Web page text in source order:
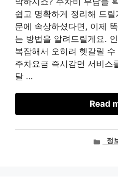
쉽고 명확하게 정리해 드
문에 속상하셨다면, 이제
는 방법을 알려드릴게요.
복잡해서 오히려 헷갈릴
주차요금 즉시감면 서비스
달 …
Read
카정